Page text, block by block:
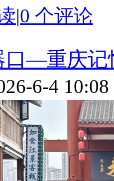
|0 个评论
口—重庆
6-4 10:08